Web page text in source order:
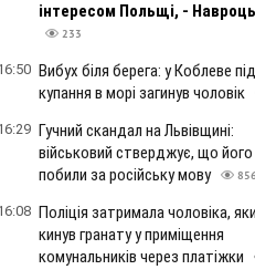
інтересом Польщі, -
233
Вибух біля берега: у Коблеве
купання в морі загинув чоловік
Гучний скандал на Львівщині:
військовий стверджує, що
побили за російську мову
856
Поліція затримала чоловіка,
кинув гранату у приміщення
комунальників через платіжки